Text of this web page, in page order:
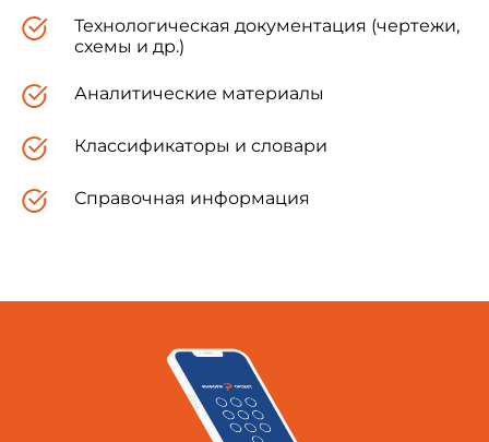
Технологическая документация (чертежи,
схемы и др.)
Аналитические материалы
Классификаторы и словари
Справочная информация